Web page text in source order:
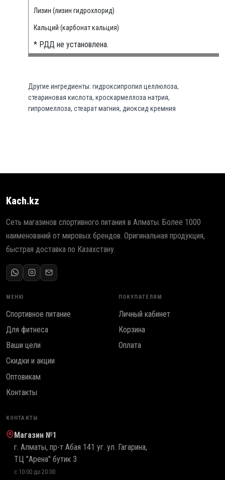
Лизин (лизин гидрохлорид)
Кальций (карбонат кальция)
* РДД не установлена.
Другие ингредиенты: гидроксипропил целлюлоза,
стеариновая кислота, кроскармеллоза натрия,
гипромеллоза, стеарат магния, диоксид кремния
Kach.kz
Сеть магазинов спортивного питания в Алматы. Более 1000
наименований от мировых брендов. Оригинальная продукция,
быстрая доставка по Казахстану.
МЕНЮ
Спортивное питание
Для фитнеса
Ваши цели
Скидки и акции
Оптовикам
Контакты
ПОКУПАТЕЛЯМ
Личный кабинет
Корзина
Оплата
КОНТАКТЫ
Магазин №1
г. Алматы, пр-т Абая 141 уг. ул. Гагарина,
ТЦ "Арена" бутик 3
с 10:00 до 20:00